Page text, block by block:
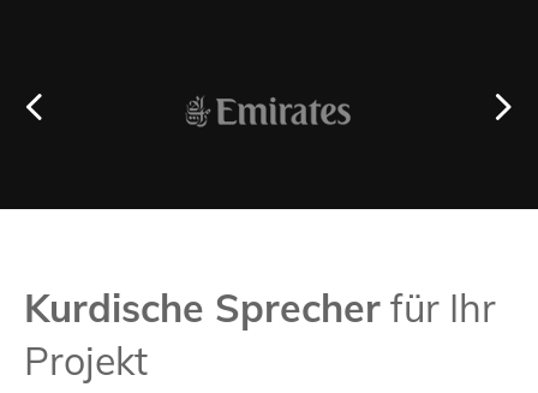
Kurdische Sprecher für Ihr
Projekt